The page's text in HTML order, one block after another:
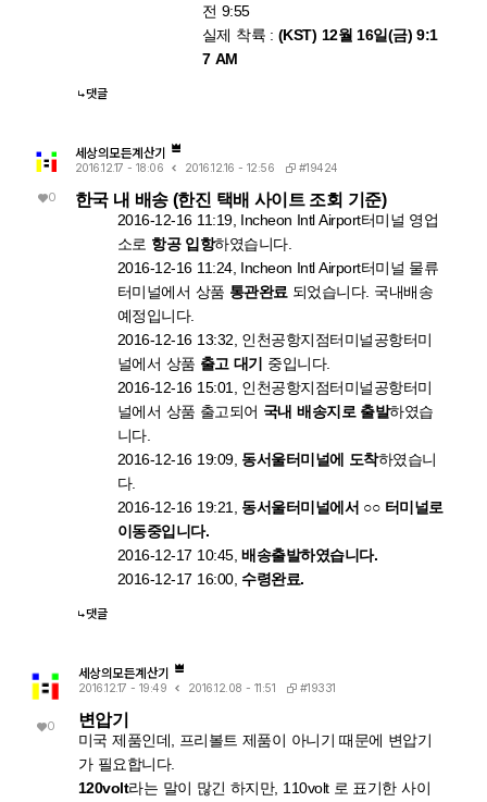
전 9:55
실제 착륙 : (KST) 12월 16일(금) 9:1
7 AM
댓글
0
세상의모든계산기
2016.12.17 - 18:06 2016.12.16 - 12:56 #19424
한국 내 배송 (한진 택배 사이트 조회 기준)
2016-12-16 11:19, Incheon Intl Airport터미널 영업
소로 항공 입항하였습니다.
2016-12-16 11:24, Incheon Intl Airport터미널 물류
터미널에서 상품 통관완료 되었습니다. 국내배송
예정입니다.
2016-12-16 13:32, 인천공항지점터미널공항터미
널에서 상품 출고 대기
중입니다.
2016-12-16 15:01, 인천공항지점터미널공항터미
널에서 상품 출고되어 국내 배송지로 출발하였습
니다.
2016-12-16 19:09, 동서울터미널에 도착하였습니
다.
2016-12-16 19:21, 동서울터미널에서 ○○ 터미널로
이동중입니다.
2016-12-17 10:45,배송출발하였습니다.
2016-12-17 16:00, 수령완료.
댓글
0
세상의모든계산기
2016.12.17 - 19:49 2016.12.08 - 11:51 #19331
변압기
미국 제품인데, 프리볼트 제품이 아니기 때문에 변압기
가 필요합니다.
120volt라는 말이 많긴 하지만, 110volt 로 표기한 사이